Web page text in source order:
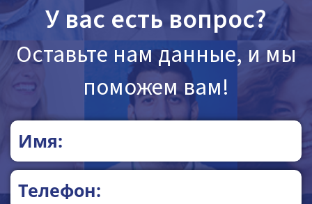
У вас есть вопрос?
Оставьте нам данные, и мы
поможем вам!